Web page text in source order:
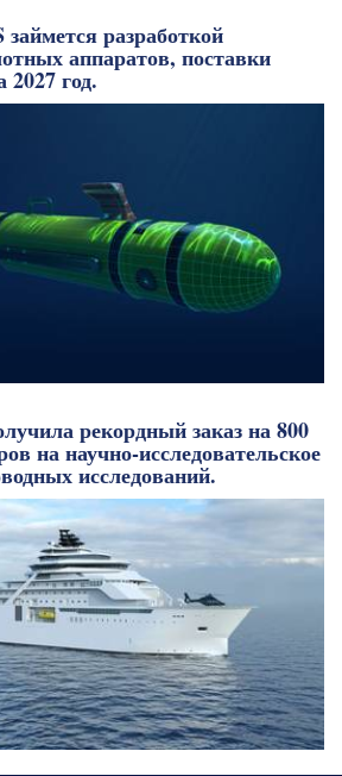
разработкой
аппаратов, поставки
год.
рекордный заказ на 800
на научно-исследовательское
исследований.